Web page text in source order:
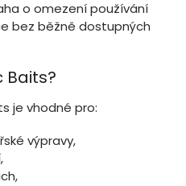
i
s
o omezení používání
bez běžně dostupných
Baits?
je vhodné pro:
výpravy,